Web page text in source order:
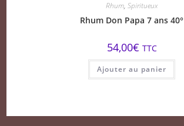
Rhum, Spiritueux
Rhum Don Papa 7 ans 40°
54,00€ TTC
Ajouter au panier